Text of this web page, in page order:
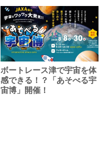
ボートレース津で宇宙を体
感できる！？「あそべる宇
宙博」開催！